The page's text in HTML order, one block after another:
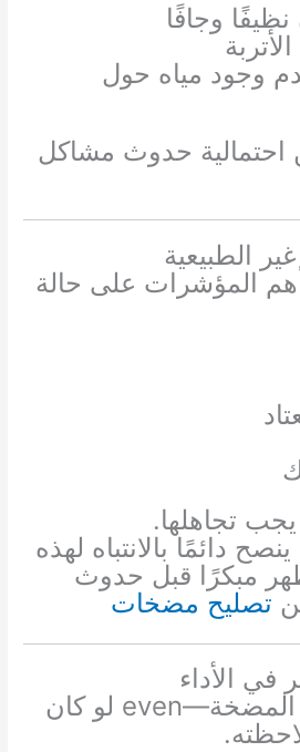
نظيفًا وجافًا
وجود مياه حول
احتمالية حدوث مشاكل
الطبيعية
المؤشرات على حالة
تجاهلها.
ينصح دائمًا بالانتباه لهذه
مبكرًا قبل حدوث
تصليح مضخات
في الأداء
أي تغير في أداء المضخة—even لو كان